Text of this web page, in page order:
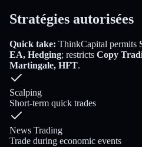
Stratégies autorisées
Quick take: ThinkCapital permits
EA, Hedging; restricts Copy
Martingale, HFT.
Scalping
Short-term quick trades
News Trading
Trade during economic events